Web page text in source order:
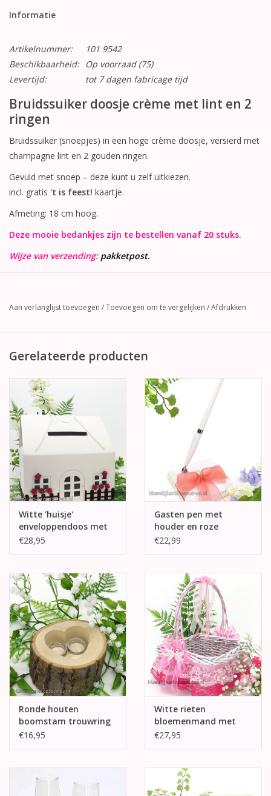
Informatie
Artikelnummer:
101 9542
Beschikbaarheid:
Op voorraad(75)
Levertijd:
tot 7 dagen fabricage tijd
Bruidssuiker doosje crème met lint en 2
ringen
Bruidssuiker (snoepjes) in een hoge crème doosje, versierd met
champagne lint en 2 gouden ringen.
Gevuld met snoep – deze kunt u zelf uitkiezen.
incl. gratis 't is feest! kaartje.
Afmeting: 18 cm hoog.
Deze mooie bedankjes zijn te bestellen vanaf 20 stuks.
Wijze van verzending: pakketpost.
Aan verlanglijst toevoegen /Toevoegen om te vergelijken /Afdrukken
Gerelateerde producten
Witte 'huisje'
enveloppendoos met
versiering
€28,95
Gasten pen met
houder en roze
organza strik
€22,99
Ronde houten
boomstam trouwring
houder
€16,95
Witte rieten
bloemenmand met
roze en wit kant
€27,95